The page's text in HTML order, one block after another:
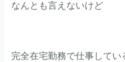
なんとも言えないけど
完全在宅勤務で仕事してい